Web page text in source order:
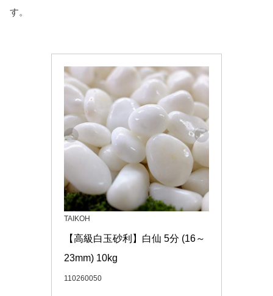
す。
TAIKOH
【高級白玉砂利】白仙 5分 (16～
23mm) 10kg
110260050